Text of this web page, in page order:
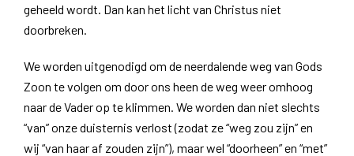
geheeld wordt. Dan kan het licht van Christus niet
doorbreken.
We worden uitgenodigd om de neerdalende weg van Gods
Zoon te volgen om door ons heen de weg weer omhoog
naar de Vader op te klimmen. We worden dan niet slechts
“van” onze duisternis verlost (zodat ze “weg zou zijn” en
wij “van haar af zouden zijn”), maar wel “doorheen” en “met”